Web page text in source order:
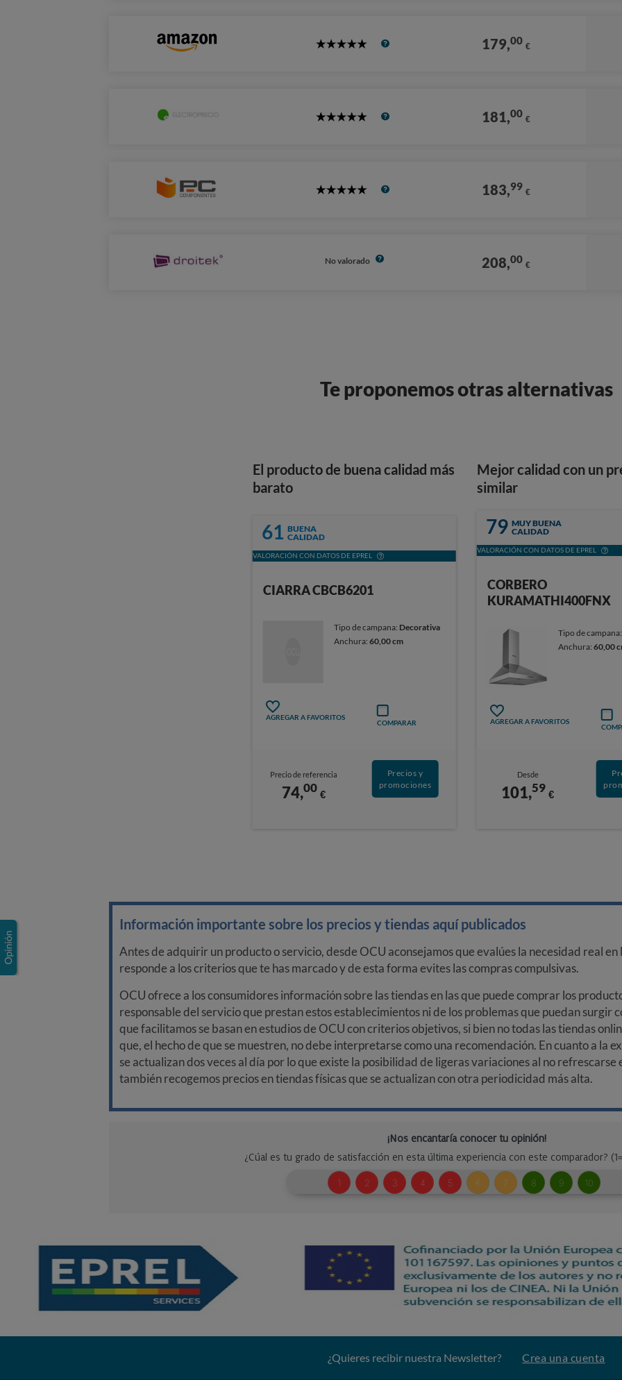
5
179,00 €
5
181,00 €
5
183,99 €
No valorado 208,00 €
Te proponemos otras alternativas
El producto de buena calidad más
barato
61 BUENA
CALIDAD
VALORACIÓN CON DATOS DE EPREL
CIARRA CBCB6201
Tipo de campana: Decorativa
Anchura:60,00 cm
AGREGAR A FAVORITOS
COMPARAR
Precio de referencia
74,00 €
Precios y
promociones
Mejor calidad con un
similar
79 MUY BUENA
CALIDAD
VALORACIÓN CON DATOS DE EPREL
CORBERO
KURAMATHI400FNX
Tipo de campana:
Anchura:60,00
AGREGAR A FAVORITOS
Desde
101,59 €
Información importante sobre los precios y tiendas aquí publicados
Antes de adquirir un producto o servicio, desde OCU aconsejamos que evalúes la necesidad real
responde a los criterios que te has marcado y de esta forma evites las compras compulsivas.
OCU ofrece a los consumidores información sobre las tiendas en las que puede comprar los
responsable del servicio que prestan estos establecimientos ni de los problemas que puedan surgir
que facilitamos se basan en estudios de OCU con criterios objetivos, si bien no todas las tiendas
que, el hecho de que se muestren, no debe interpretarse como una recomendación. En cuanto a la
se actualizan dos veces al día por lo que existe la posibilidad de ligeras variaciones al no refrescarse
también recogemos precios en tiendas físicas que se actualizan con otra periodicidad más alta.
¿Quieres recibir nuestra Newsletter? Crea una cuenta